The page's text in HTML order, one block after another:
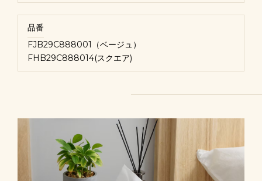
品番
FJB29C888001（ベージュ）
FHB29C888014(スクエア)